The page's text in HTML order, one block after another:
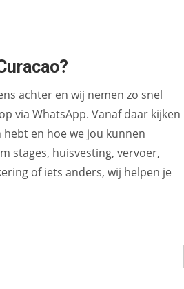
achter en wij nemen zo snel
via WhatsApp. Vanaf daar kijken
en hoe we jou kunnen
stages, huisvesting, vervoer,
of iets anders, wij helpen je